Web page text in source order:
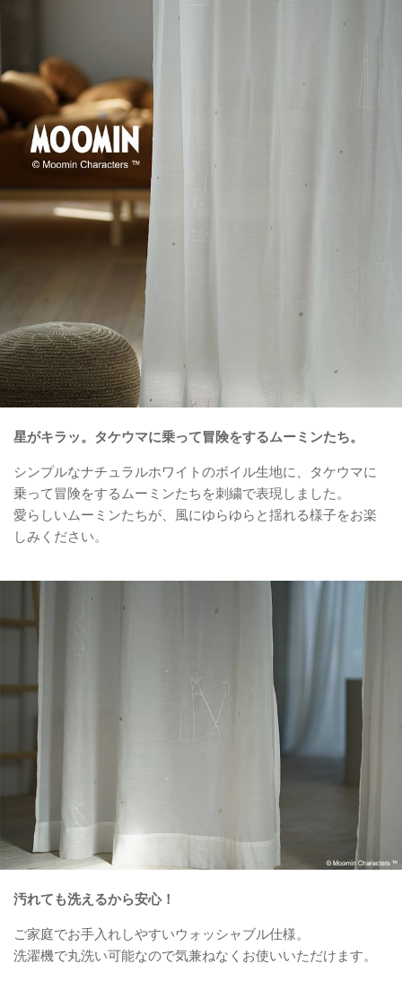
星がキラッ。タケウマに乗って冒険をするムーミンたち。
シンプルなナチュラルホワイトのボイル生地に、タケウマに
乗って冒険をするムーミンたちを刺繍で表現しました。
愛らしいムーミンたちが、風にゆらゆらと揺れる様子をお楽
しみください。
汚れても洗えるから安心！
ご家庭でお手入れしやすいウォッシャブル仕様。
洗濯機で丸洗い可能なので気兼ねなくお使いいただけます。